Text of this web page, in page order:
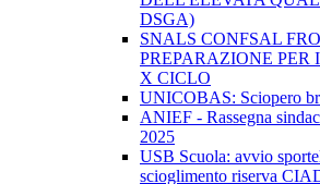
DSGA)
SNALS CONFSAL
PREPARAZIONE PER
X CICLO
UNICOBAS: Sciopero
ANIEF - Rassegna
2025
USB Scuola: avvio
scioglimento riserva